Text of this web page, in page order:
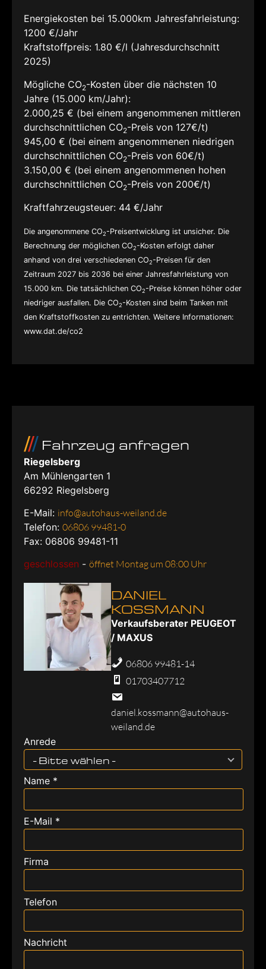
Energiekosten bei 15.000km Jahresfahrleistung:
1200 €/Jahr
Kraftstoffpreis: 1.80 €/l (Jahresdurchschnitt
2025)
Mögliche CO2-Kosten über die nächsten 10
Jahre (15.000 km/Jahr):
2.000,25 € (bei einem angenommenen mittleren
durchschnittlichen CO2-Preis von 127€/t)
945,00 € (bei einem angenommenen niedrigen
durchschnittlichen CO2-Preis von 60€/t)
3.150,00 € (bei einem angenommenen hohen
durchschnittlichen CO2-Preis von 200€/t)
Kraftfahrzeugsteuer: 44 €/Jahr
Die angenommene CO2-Preisentwicklung ist unsicher. Die
Berechnung der möglichen CO2-Kosten erfolgt daher
anhand von drei verschiedenen CO2-Preisen für den
Zeitraum 2027 bis 2036 bei einer Jahresfahrleistung von
15.000 km. Die tatsächlichen CO2-Preise können höher oder
niedriger ausfallen. Die CO2-Kosten sind beim Tanken mit
den Kraftstoffkosten zu entrichten. Weitere Informationen:
www.dat.de/co2
Fahrzeug anfragen
Riegelsberg
Am Mühlengarten 1
66292 Riegelsberg
E-Mail: info@autohaus-weiland.de
Telefon: 06806 99481-0
Fax: 06806 99481-11
geschlossen - öffnet Montag um 08:00 Uhr
DANIEL
KOSSMANN
Verkaufsberater PEUGEOT
/ MAXUS
06806 99481-14
01703407712
daniel.kossmann@autohaus-
weiland.de
Anrede
- Bitte wählen -
Name *
E-Mail *
Firma
Telefon
Nachricht